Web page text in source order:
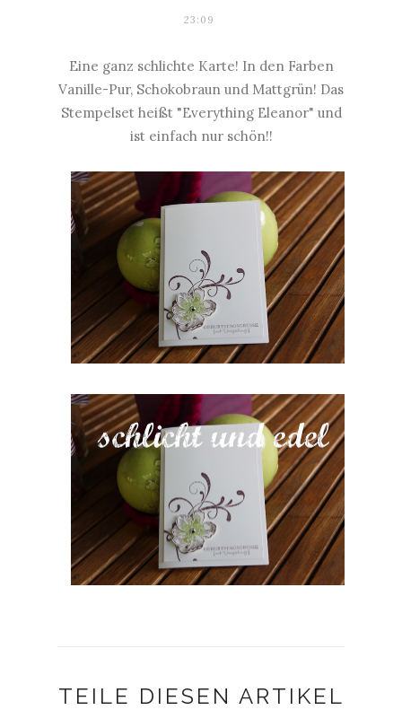
23:09
Eine ganz schlichte Karte! In den Farben
Vanille-Pur, Schokobraun und Mattgrün! Das
Stempelset heißt "Everything Eleanor" und
ist einfach nur schön!!
TEILE DIESEN ARTIKEL